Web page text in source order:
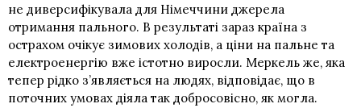
не диверсифікувала для Німеччини джерела
отримання пального. В результаті зараз країна з
острахом очікує зимових холодів, а ціни на пальне та
електроенергію вже істотно виросли. Меркель же, яка
тепер рідко з’являється на людях, відповідає, що в
поточних умовах діяла так добросовісно, як могла.